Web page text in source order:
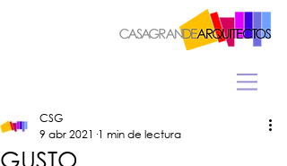
GUSTO
CSG
9 abr 2021 1 min de lectura